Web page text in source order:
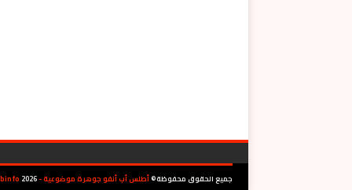
جميع الحقوق محفوظة©أطلس أب أنفو جوهرة موضوعية - AtlasAbinfo2026